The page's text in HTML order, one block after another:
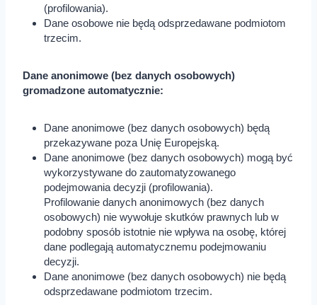
(profilowania).
Dane osobowe nie będą odsprzedawane podmiotom
trzecim.
Dane anonimowe (bez danych osobowych)
gromadzone automatycznie:
Dane anonimowe (bez danych osobowych) będą
przekazywane poza Unię Europejską.
Dane anonimowe (bez danych osobowych) mogą być
wykorzystywane do zautomatyzowanego
podejmowania decyzji (profilowania).
Profilowanie danych anonimowych (bez danych
osobowych) nie wywołuje skutków prawnych lub w
podobny sposób istotnie nie wpływa na osobę, której
dane podlegają automatycznemu podejmowaniu
decyzji.
Dane anonimowe (bez danych osobowych) nie będą
odsprzedawane podmiotom trzecim.